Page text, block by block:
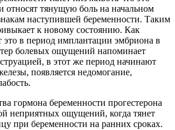
относят тянущую боль на начальном
наступившей беременности. Таким
к новому состоянию. Как
это в период имплантации эмбриона в
болевых ощущений напоминает
в этот же период начинают
появляется недомогание,
гормона беременности прогестерона
неприятных ощущений, когда тянет
при беременности на ранних сроках.